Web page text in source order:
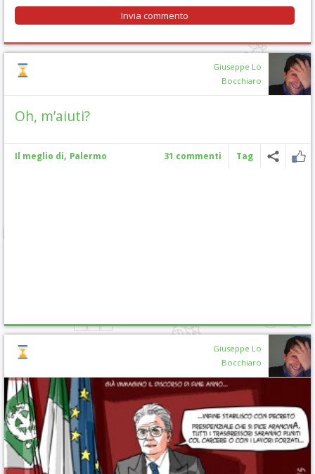
Giuseppe Lo
Bocchiaro
Oh, m’aiuti?
Il meglio di, Palermo 31 commenti Tag
Giuseppe Lo
Bocchiaro